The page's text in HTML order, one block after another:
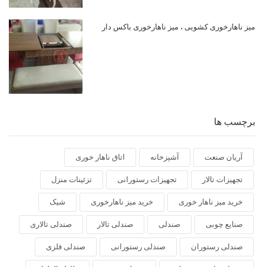
میز ناهارخوری کشویی ، میز ناهارخوری باکس دار
برچسب ها
آریان صنعت آشپزخانه اتاق ناهار خوری
تجهیزات تالار تجهیزات رستورانی تزئینات منزل
خرید میز ناهار خوری خرید میز ناهارخوری شیک
صنایع چوبی صندلی صندلی تالار صندلی تالاری
صندلی رستوران صندلی رستورانی صندلی فلزی